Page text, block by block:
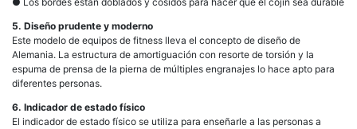
5. Diseño prudente y moderno
Este modelo de equipos de fitness lleva el concepto de diseño de
Alemania. La estructura de amortiguación con resorte de torsión y la
espuma de prensa de la pierna de múltiples engranajes lo hace apto para
diferentes personas.
6. Indicador de estado físico
El indicador de estado físico se utiliza para enseñarle a las personas a